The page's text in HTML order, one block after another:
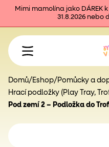
Mimi mamolína jako DÁREK
31.8.2026 nebo
Domů/ Eshop/ Pomůcky a
Hrací podložky (Play Tray,
Pod zemí 2 – Podložka do